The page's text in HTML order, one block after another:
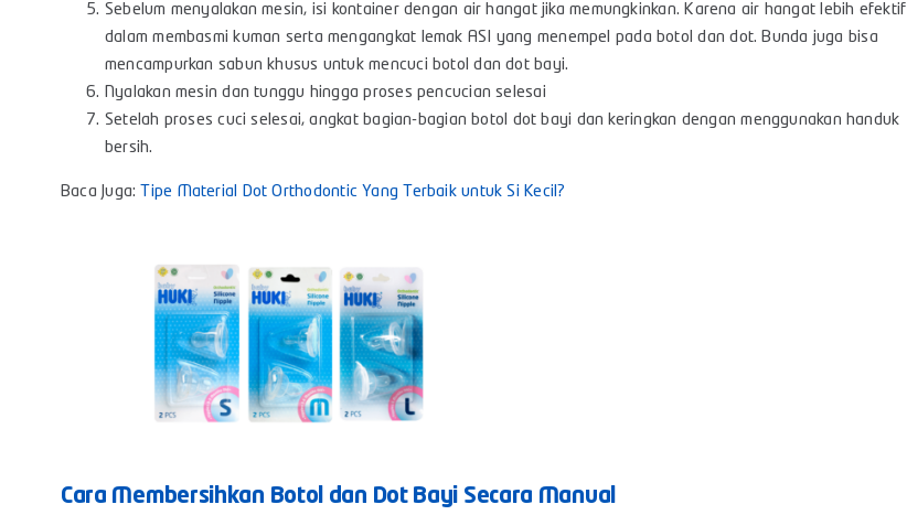
Sebelum menyalakan mesin, isi kontainer dengan air hangat jika memungkinkan. Karena air hangat lebih efektif
dalam membasmi kuman serta mengangkat lemak ASI yang menempel pada botol dan dot. Bunda juga bisa
mencampurkan sabun khusus untuk mencuci botol dan dot bayi.
Nyalakan mesin dan tunggu hingga proses pencucian selesai
Setelah proses cuci selesai, angkat bagian-bagian botol dot bayi dan keringkan dengan menggunakan handuk
bersih.
Baca Juga: Tipe Material Dot Orthodontic Yang Terbaik untuk Si Kecil?
Cara Membersihkan Botol dan Dot Bayi Secara Manual